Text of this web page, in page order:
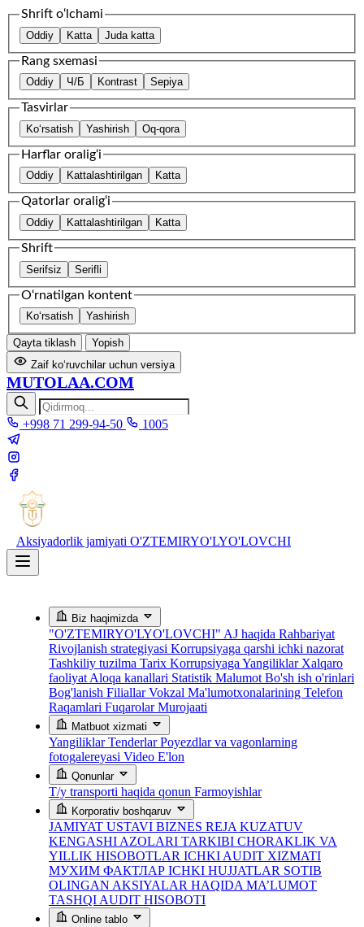
Shrift o‘lchami
Oddiy Katta Juda katta
Rang sxemasi
Oddiy Ч/Б Kontrast Sepiya
Tasvirlar
Ko‘rsatish Yashirish Oq-qora
Harflar oralig‘i
Oddiy Kattalashtirilgan Katta
Qatorlar oralig‘i
Oddiy Kattalashtirilgan Katta
Shrift
Serifsiz Serifli
O‘rnatilgan kontent
Ko‘rsatish Yashirish
Qayta tiklash
Yopish
Zaif ko‘ruvchilar uchun versiya
MUTOLAA.COM
+998 71 299-94-50 1005
Aksiyadorlik jamiyati O'ZTEMIRYO'LYO'LOVCHI
Biz haqimizda
"O'ZTEMIRYO'LYO'LOVCHI" AJ haqida Rahbariyat
Rivojlanish strategiyasi Korrupsiyaga qarshi ichki nazorat
Tashkiliy tuzilma Tarix Korrupsiyaga Yangiliklar Xalqaro
faoliyat Aloqa kanallari Statistik Malumot Bo'sh ish o'rinlari
Bog'lanish FiliallarVokzal Ma'lumotxonalarining Telefon
Raqamlari Fuqarolar Murojaati
Matbuot xizmati
YangiliklarTenderlarPoyezdlar va vagonlarning
fotogalereyasi Video E'lon
Qonunlar
T/y transporti haqida qonun Farmoyishlar
Korporativ boshqaruv
JAMIYAT USTAVI BIZNES REJA KUZATUV
KENGASHI AZOLARI TARKIBI CHORAKLIK VA
YILLIK HISOBOTLAR ICHKI AUDIT XIZMATI
МУХИМ ФАКТЛАР ICHKI HUJJATLAR SOTIB
OLINGAN AKSIYALAR HAQIDA MA’LUMOT
TASHQI AUDIT HISOBOTI
Online tablo